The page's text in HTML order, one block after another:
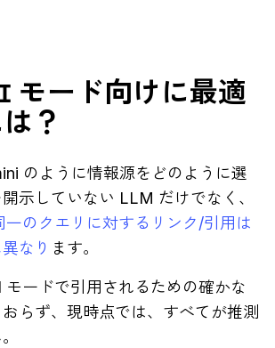
モード向けに最適
？
のように情報源をどのように選
示していない LLM だけでなく、
一のクエリに対するリンク/引用は
なり ます。
モードで引用されるための確かな
らず、現時点では、すべてが推測